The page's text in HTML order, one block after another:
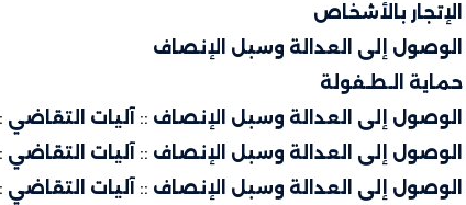
الإتجار بالأشخاص
الوصول إلى العدالة وسبل الإنصاف
حماية الـطـفولة
الوصول إلى العدالة وسبل الإنصاف :: آليات التقاضي
الوصول إلى العدالة وسبل الإنصاف :: آليات التقاضي
الوصول إلى العدالة وسبل الإنصاف :: آليات التقاضي